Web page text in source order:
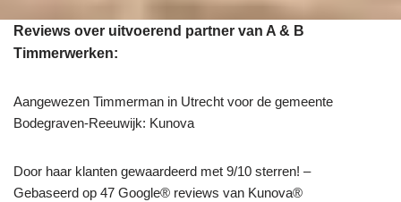
Reviews over uitvoerend partner van A & B
Timmerwerken:
Aangewezen Timmerman in Utrecht voor de gemeente
Bodegraven-Reeuwijk: Kunova
Door haar klanten gewaardeerd met 9/10 sterren! –
Gebaseerd op 47 Google® reviews van Kunova®